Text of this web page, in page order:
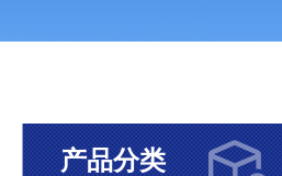
产品分类